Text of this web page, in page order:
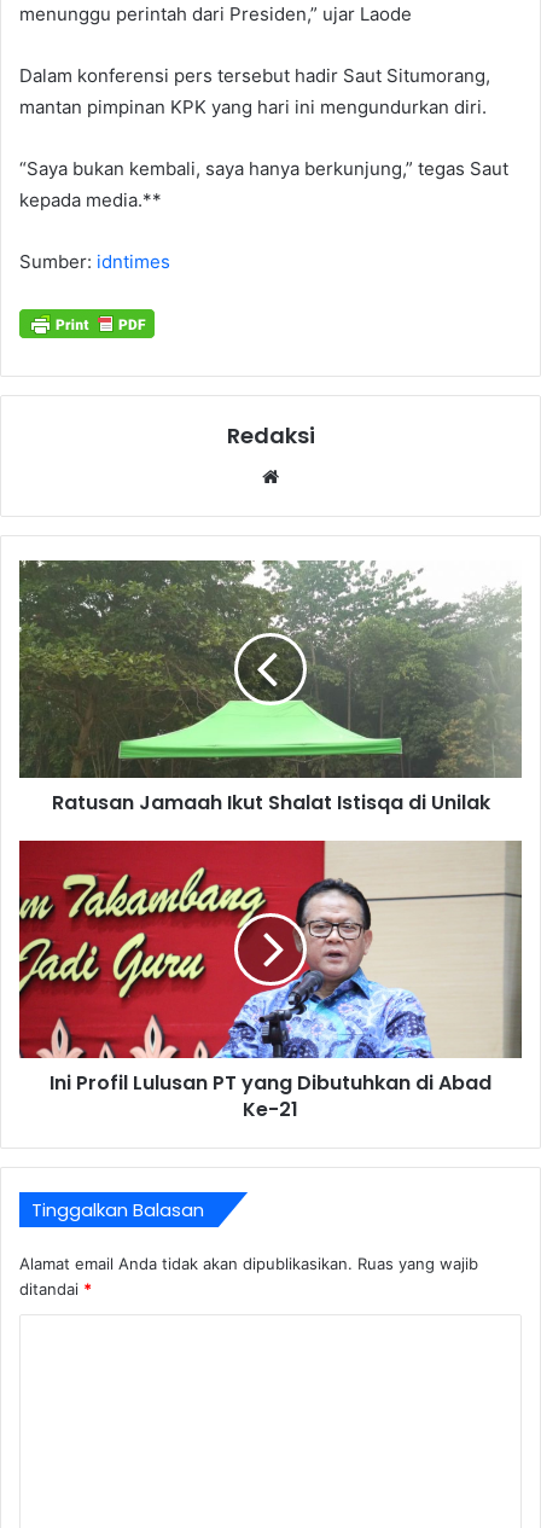
menunggu perintah dari Presiden,” ujar Laode
Dalam konferensi pers tersebut hadir Saut Situmorang,
mantan pimpinan KPK yang hari ini mengundurkan diri.
“Saya bukan kembali, saya hanya berkunjung,” tegas Saut
kepada media.**
Sumber: idntimes
Redaksi
Ratusan Jamaah Ikut Shalat Istisqa di Unilak
Ini Profil Lulusan PT yang Dibutuhkan di Abad
Ke-21
Tinggalkan Balasan
Alamat email Anda tidak akan dipublikasikan. Ruas yang wajib
ditandai *